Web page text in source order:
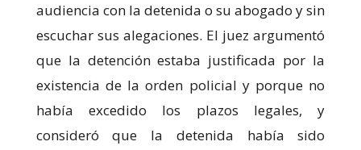
audiencia con la detenida o su abogado y sin
escuchar sus alegaciones. El juez argumentó
que la detención estaba justificada por la
existencia de la orden policial y porque no
había excedido los plazos legales, y
consideró que la detenida había sido